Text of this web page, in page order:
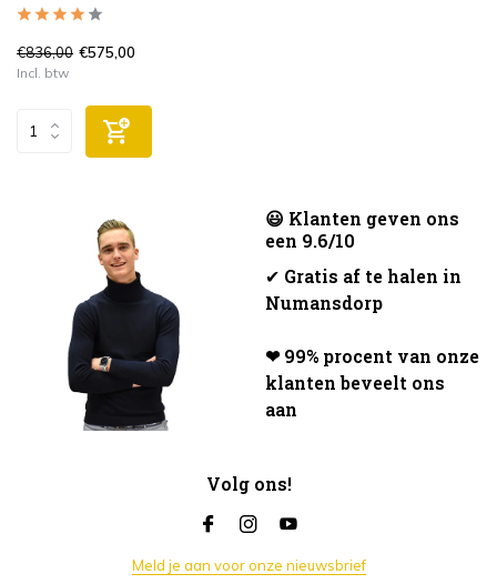
€836,00 €575,00
Incl. btw
😃 Klanten geven ons
een 9.6/10
✔ Gratis af te halen in
Numansdorp
❤ 99% procent van onze
klanten beveelt ons
aan
Volg ons!
Meld je aan voor onze nieuwsbrief